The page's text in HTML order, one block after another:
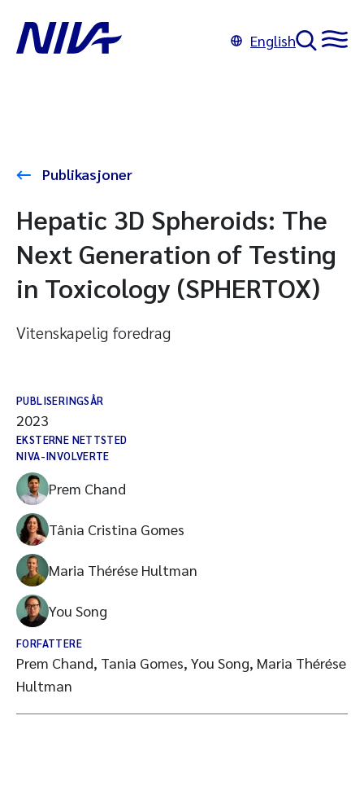
English
Publikasjoner
Hepatic 3D Spheroids: The
Next Generation of Testing
in Toxicology (SPHERTOX)
Vitenskapelig foredrag
PUBLISERINGSÅR
2023
EKSTERNE NETTSTED
NIVA-INVOLVERTE
Prem Chand
Tânia Cristina Gomes
Maria Thérése Hultman
You Song
FORFATTERE
Prem Chand, Tania Gomes, You Song, Maria Thérése
Hultman